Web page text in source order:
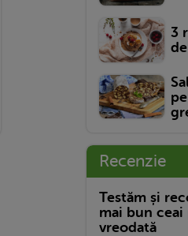
3
Recenzie
Testăm și
mai bun
vreodată